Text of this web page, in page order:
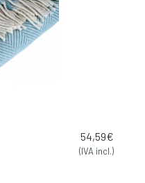
54,59€
(IVA incl.)